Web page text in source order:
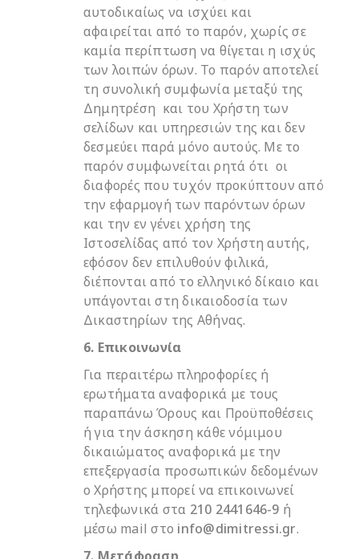
αυτοδικαίως να ισχύει και
αφαιρείται από το παρόν, χωρίς σε
καμία περίπτωση να θίγεται η ισχύς
των λοιπών όρων. Το παρόν αποτελεί
τη συνολική συμφωνία μεταξύ της
Δημητρέση και του Χρήστη των
σελίδων και υπηρεσιών της και δεν
δεσμεύει παρά μόνο αυτούς. Με το
παρόν συμφωνείται ρητά ότι οι
διαφορές που τυχόν προκύπτουν από
την εφαρμογή των παρόντων όρων
και την εν γένει χρήση της
Ιστοσελίδας από τον Χρήστη αυτής,
εφόσον δεν επιλυθούν φιλικά,
διέπονται από το ελληνικό δίκαιο και
υπάγονται στη δικαιοδοσία των
Δικαστηρίων της Αθήνας.
6. Επικοινωνία
Για περαιτέρω πληροφορίες ή
ερωτήματα αναφορικά με τους
παραπάνω Όρους και Προϋποθέσεις
ή για την άσκηση κάθε νόμιμου
δικαιώματος αναφορικά με την
επεξεργασία προσωπικών δεδομένων
ο Χρήστης μπορεί να επικοινωνεί
τηλεφωνικά στα 210 2441646-9 ή
μέσω mail στο info@dimitressi.gr.